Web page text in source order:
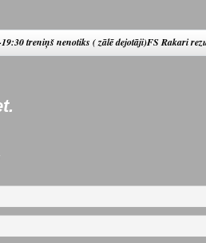
treniņš nenotiks ( zālē dejotāji)FS Rakari